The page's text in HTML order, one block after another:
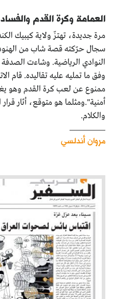
العمامة وكرة القدم والفساد
مرة جديدة، تهتزّ ولاية كيبيك
سجال حرّكته قصة شاب من
النوادي الرياضية. وشاءت الصدفة
وفق ما تمليه عليه تقاليده. قام
ممنوع عن لعب كرة القدم وهو
أمنية".ومثلما هو متوقع، أثار
والكلام.
مروان أندلسي